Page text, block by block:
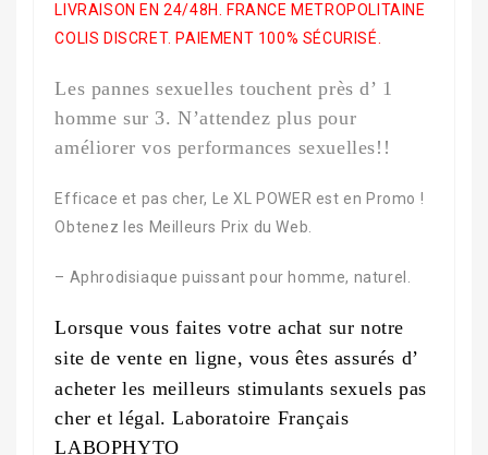
LIVRAISON EN 24/48H. FRANCE METROPOLITAINE
COLIS DISCRET. PAIEMENT 100% SÉCURISÉ.
Les pannes sexuelles touchent près d’ 1
homme sur 3. N’attendez plus pour
améliorer vos performances sexuelles!!
Efficace et pas cher, Le XL POWER est en Promo !
Obtenez les Meilleurs Prix du Web.
– Aphrodisiaque puissant pour homme, naturel.
Lorsque vous faites votre achat sur notre
site de vente en ligne, vous êtes assurés d’
acheter les meilleurs stimulants sexuels pas
cher et légal. Laboratoire Français
LABOPHYTO